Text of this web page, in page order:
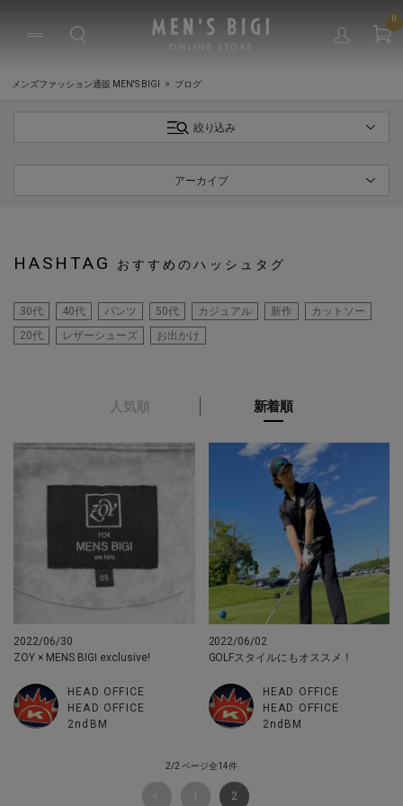
0
メンズファッション通販 MEN'S BIGI ブログ
絞り込み
アーカイブ
HASHTAG おすすめのハッシュタグ
30代 40代 パンツ 50代 カジュアル 新作
カットソー
20代
レザーシューズ お出かけ
人気順 新着順
2022/06/30
ZOY × MENS BIGI exclusive!
HEAD OFFICE
HEAD OFFICE
2ndBM
2022/06/02
GOLFスタイルにもオススメ！
HEAD OFFICE
HEAD OFFICE
2ndBM
2/2 ページ全14件
2